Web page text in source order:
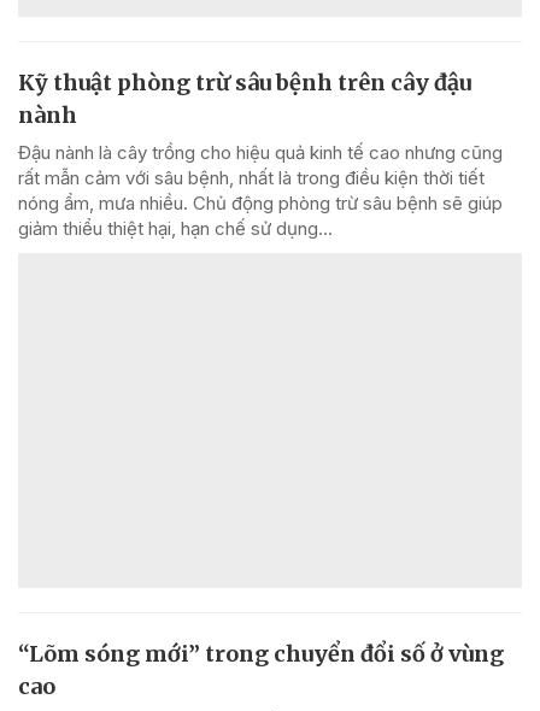
Kỹ thuật phòng trừ sâu bệnh trên cây đậu
nành
Đậu nành là cây trồng cho hiệu quả kinh tế cao nhưng cũng
rất mẫn cảm với sâu bệnh, nhất là trong điều kiện thời tiết
nóng ẩm, mưa nhiều. Chủ động phòng trừ sâu bệnh sẽ giúp
giảm thiểu thiệt hại, hạn chế sử dụng...
“Lõm sóng mới” trong chuyển đổi số ở vùng
cao